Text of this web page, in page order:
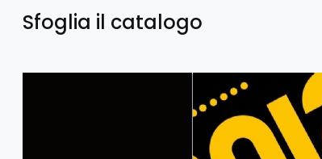
Sfoglia il catalogo